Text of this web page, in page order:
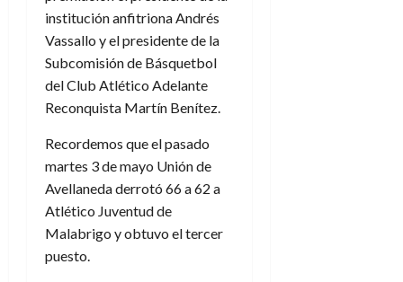
institución anfitriona Andrés
Vassallo y el presidente de la
Subcomisión de Básquetbol
del Club Atlético Adelante
Reconquista Martín Benítez.
Recordemos que el pasado
martes 3 de mayo Unión de
Avellaneda derrotó 66 a 62 a
Atlético Juventud de
Malabrigo y obtuvo el tercer
puesto.